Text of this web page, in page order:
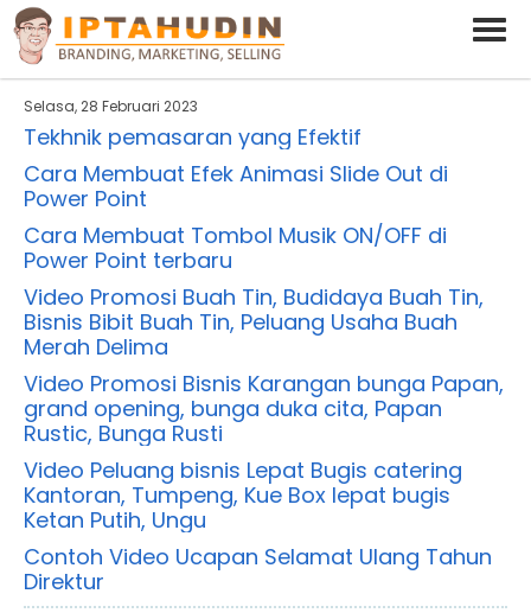
BARAND ANDA
Deskripsi Singkat Saja
Selasa, 28 Februari 2023
Tekhnik pemasaran yang Efektif
Cara Membuat Efek Animasi Slide Out di
Power Point
Cara Membuat Tombol Musik ON/OFF di
Power Point terbaru
Video Promosi Buah Tin, Budidaya Buah Tin,
Bisnis Bibit Buah Tin, Peluang Usaha Buah
Merah Delima
Video Promosi Bisnis Karangan bunga Papan,
grand opening, bunga duka cita, Papan
Rustic, Bunga Rusti
Video Peluang bisnis Lepat Bugis catering
Kantoran, Tumpeng, Kue Box lepat bugis
Ketan Putih, Ungu
Contoh Video Ucapan Selamat Ulang Tahun
Direktur